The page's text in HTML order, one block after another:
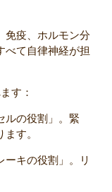
免疫、ホルモン分
べて自律神経が担
す：
ルの役割」。緊
す。
ーキの役割」。リ